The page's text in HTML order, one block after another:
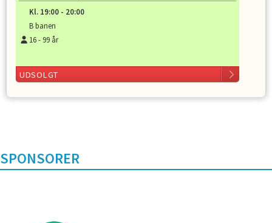
Kl. 19:00 - 20:00
B banen
16- 99år
UDSOLGT
SPONSORER